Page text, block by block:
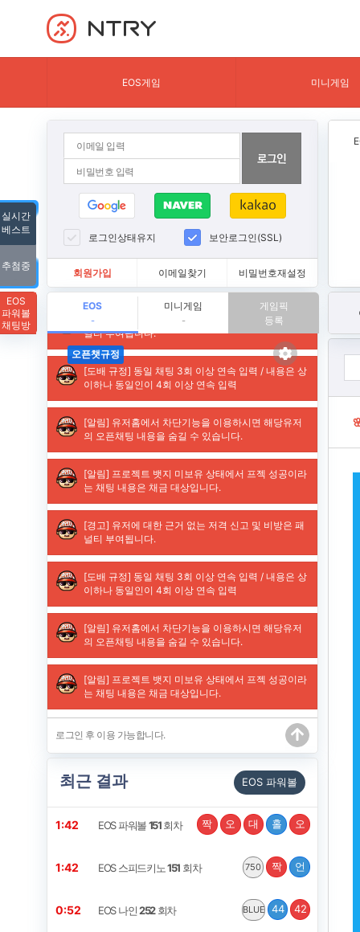
NTRY
EOS게임 미니게임
로그인상태유지 보안로그인(SSL)
회원가입 이메일찾기 비밀번호재설정
EOS
-
미니게임
-
게임픽
등록
최근 결과 EOS 파워볼
1:42 EOS 파워볼151회차 짝 오 대 홀 오
1:42 EOS 스피드키노151 회차 750 짝 언
0:52 EOS 나인252회차 BLUE 44 42
실시간
베스트
추첨중
EOS
파워볼
채팅방